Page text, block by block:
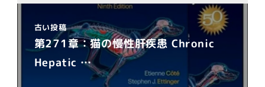
古い投稿
第271章：猫の慢性肝疾患 Chronic
Hepatic …